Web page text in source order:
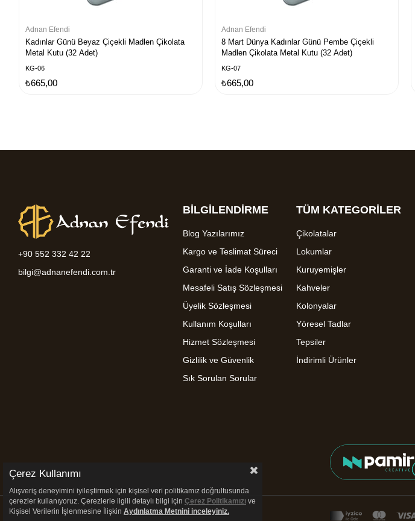
Adnan Efendi
Kadınlar Günü Beyaz Çiçekli Madlen Çikolata
Metal Kutu (32 Adet)
KG-06
₺665,00
Adnan Efendi
8 Mart Dünya Kadınlar Günü Pembe Çiçekli
Madlen Çikolata Metal Kutu (32 Adet)
KG-07
₺665,00
+90 552 332 42 22
bilgi@adnanefendi.com.tr
BİLGİLENDİRME
Blog Yazılarımız
Kargo ve Teslimat Süreci
Garanti ve İade Koşulları
Mesafeli Satış Sözleşmesi
Üyelik Sözleşmesi
Kullanım Koşulları
Hizmet Sözleşmesi
Gizlilik ve Güvenlik
Sık Sorulan Sorular
TÜM KATEGORİLER
Çikolatalar
Lokumlar
Kuruyemişler
Kahveler
Kolonyalar
Yöresel Tadlar
Tepsiler
İndirimli Ürünler
Çerez Kullanımı
Alışveriş deneyimini iyileştirmek için kişisel veri politikamız doğrultusunda
çerezler kullanıyoruz. Çerezlerle ilgili detaylı bilgi için Çerez Politikamızı ve
Kişisel Verilerin İşlenmesine İlişkin Aydınlatma Metnini inceleyiniz.